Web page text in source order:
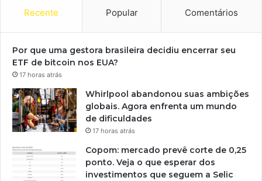
Recente Popular Comentários
Por que uma gestora brasileira decidiu encerrar seu
ETF de bitcoin nos EUA?
17 horas atrás
Whirlpool abandonou suas ambições
globais. Agora enfrenta um mundo
de dificuldades
17 horas atrás
Copom: mercado prevê corte de 0,25
ponto. Veja o que esperar dos
investimentos que seguem a Selic